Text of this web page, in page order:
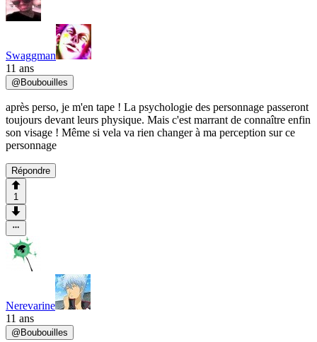
Swaggman
11 ans
@ Boubouilles
après perso, je m'en tape ! La psychologie des personnage passeront
toujours devant leurs physique. Mais c'est marrant de connaître enfin
son visage ! Même si vela va rien changer à ma perception sur ce
personnage
Répondre
1
Nerevarine
11 ans
@ Boubouilles